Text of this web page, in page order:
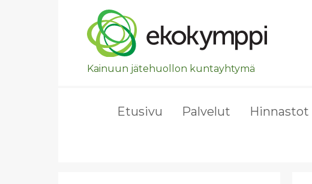
Ohita valikko, siirry suoraan pääsisältöön.
Kainuun jätehuollon kuntayhtymä
Etusivu Palvelut Hinnastot